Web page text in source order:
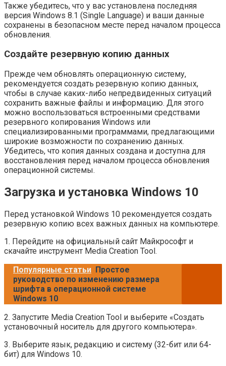
Также убедитесь, что у вас установлена последняя
версия Windows 8.1 (Single Language) и ваши данные
сохранены в безопасном месте перед началом процесса
обновления.
Создайте резервную копию данных
Прежде чем обновлять операционную систему,
рекомендуется создать резервную копию данных,
чтобы в случае каких-либо непредвиденных ситуаций
сохранить важные файлы и информацию. Для этого
можно воспользоваться встроенными средствами
резервного копирования Windows или
специализированными программами, предлагающими
широкие возможности по сохранению данных.
Убедитесь, что копия данных создана и доступна для
восстановления перед началом процесса обновления
операционной системы.
Загрузка и установка Windows 10
Перед установкой Windows 10 рекомендуется создать
резервную копию всех важных данных на компьютере.
1. Перейдите на официальный сайт Майкрософт и
скачайте инструмент Media Creation Tool.
Популярные статьи Простое
руководство по изменению размера
шрифта в операционной системе
Windows 10
2. Запустите Media Creation Tool и выберите «Создать
установочный носитель для другого компьютера».
3. Выберите язык, редакцию и систему (32-бит или 64-
бит) для Windows 10.